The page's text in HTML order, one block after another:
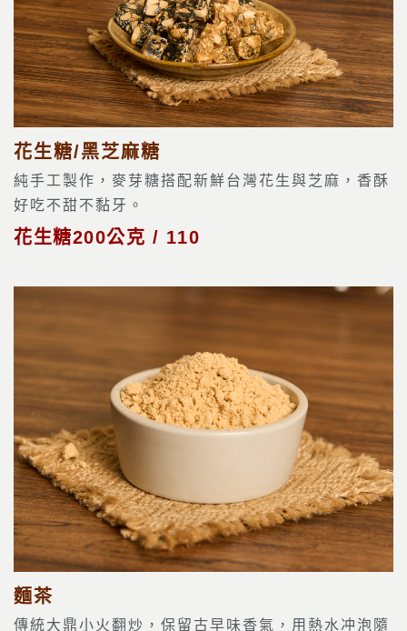
花生糖/黑芝麻糖
純手工製作，麥芽糖搭配新鮮台灣花生與芝麻，香酥
好吃不甜不黏牙。
花生糖200公克 / 110
麵茶
傳統大鼎小火翻炒，保留古早味香氣，用熱水冲泡隨